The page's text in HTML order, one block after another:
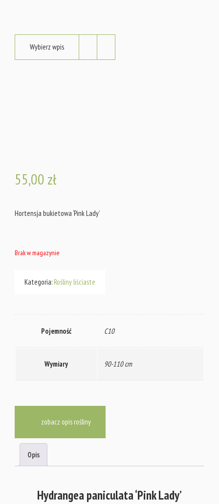
Wybierz wpis
55,00 zł
Hortensja bukietowa ‘Pink Lady’
Brak w magazynie
Kategoria:Rośliny liściaste
Pojemność C10
Wymiary 90-110 cm
zobacz opis rośliny
Opis
Hydrangea paniculata ‘Pink Lady’